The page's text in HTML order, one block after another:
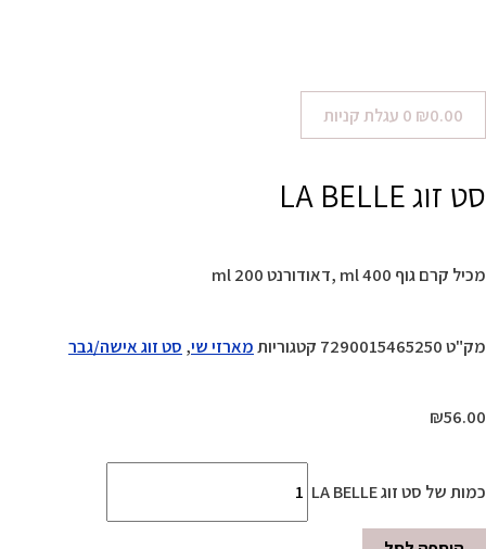
₪0.00
0 עגלת קניות
סט זוג LA BELLE
מכיל קרם גוף 400 ml ,דאודורנט 200 ml
מק"ט7290015465250 קטגוריותמארזי שי, סט זוג אישה/גבר
₪56.00
כמות של סט זוג LA BELLE